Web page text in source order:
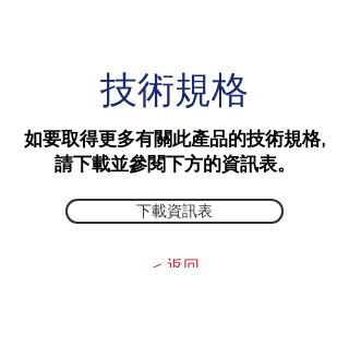
技術規格
​如要取得更多有關此產品的技術規格,
請下載並參閱下方的資訊表。
下載資訊表
< 返回